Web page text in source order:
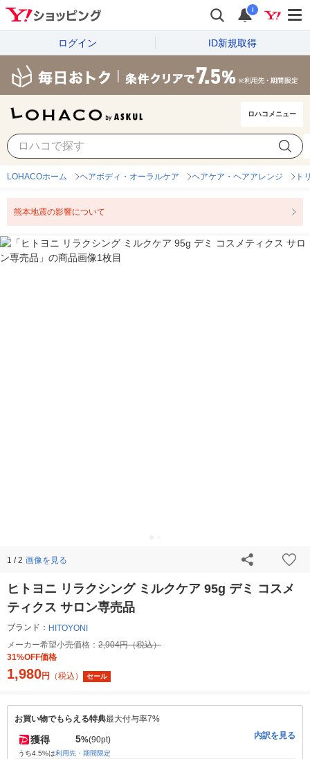
i
ログイン ID新規取得
ロハコメニュー
LOHACOホーム ヘアボディ・オーラルケア ヘアケア・ヘアアレンジ ト
熊本地震の影響について
1 / 2 画像を見る
ヒトヨニ リラクシング ミルクケア 95g デミ コスメ
ティクス サロン専売品
ブランド： HITOYONI
メーカー希望小売価格： 2,904円（税込）
31%OFF価格
1,980円 （税込） セール
お買い物でもらえる特典最大付与率7%
獲得 5%(90pt)
うち4.5%は利用先・期間限定
内訳を見る